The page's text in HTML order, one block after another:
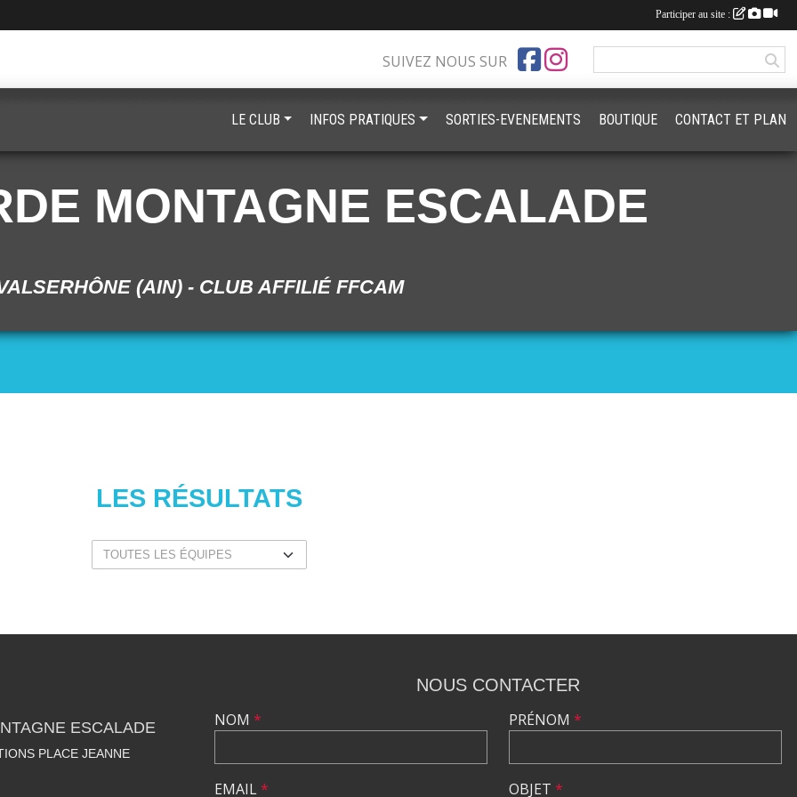
MONTAGNE ESCALADE
(AIN) - CLUB AFFILIÉ FFCAM
LES RÉSULTATS
SUIVEZ NOUS SUR
LE CLUB INFOS PRATIQUES SORTIES-EVENEMENTS BOUTIQUE CONTACT ET PLAN
ESCALADE
PLACE JEANNE
NOUS CONTACTER
NOM *
EMAIL*
PRÉNOM *
OBJET *
Participer au site :